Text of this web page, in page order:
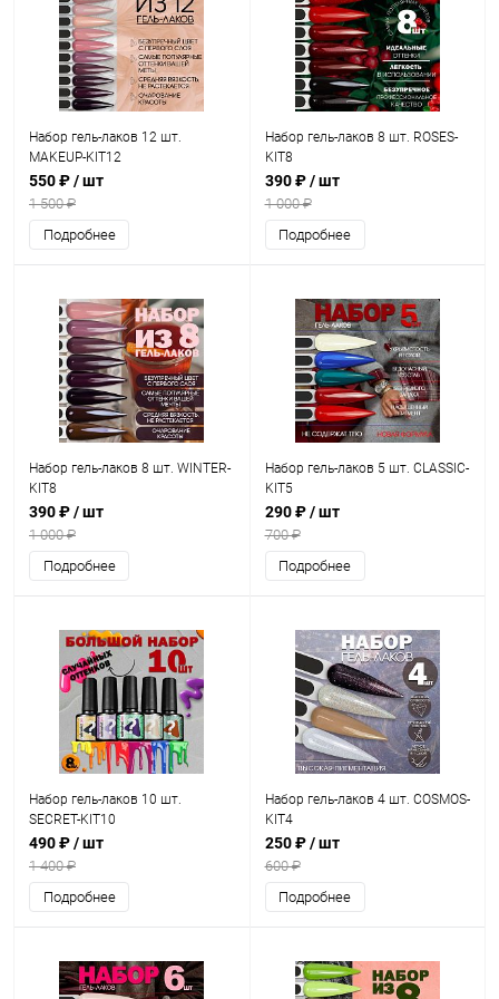
Набор гель-лаков 12 шт.
MAKEUP-KIT12
550 ₽/ шт
1 500 ₽
Подробнее
Набор гель-лаков 8 шт. ROSES-
KIT8
390 ₽/ шт
1 000 ₽
Подробнее
Набор гель-лаков 8 шт. WINTER-
KIT8
390 ₽/ шт
1 000 ₽
Подробнее
Набор гель-лаков 5 шт. CLASSIC-
KIT5
290 ₽/ шт
700 ₽
Подробнее
Набор гель-лаков 10 шт.
SECRET-KIT10
490 ₽/ шт
1 400 ₽
Подробнее
Набор гель-лаков 4 шт. COSMOS-
KIT4
250 ₽/ шт
600 ₽
Подробнее